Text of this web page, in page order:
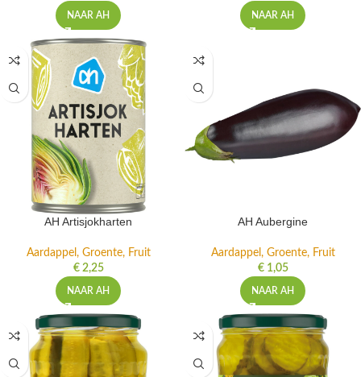
NAAR AH NAAR AH
AH Artisjokharten
Aardappel, Groente, Fruit
€2,25
NAAR AH
AH Aubergine
Aardappel, Groente, Fruit
€1,05
NAAR AH